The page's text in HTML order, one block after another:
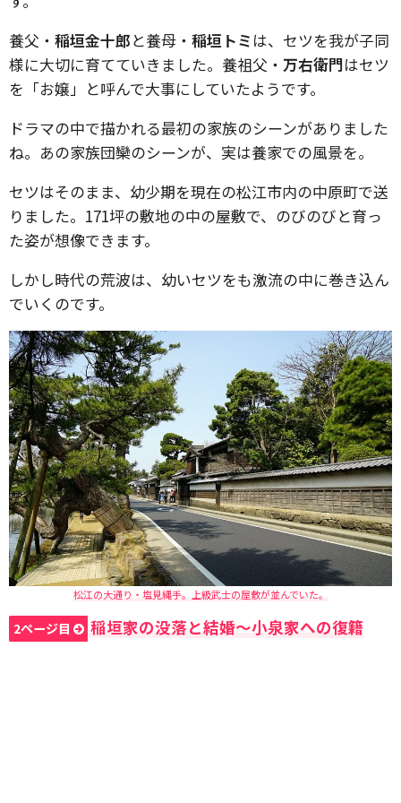
養父・ 稲垣金十郎と養母・ 稲垣トミ は、セツを我が子同
様に大切に育てていきました。養祖父・ 万右衛門はセツ
を「お嬢」と呼んで大事にしていたようです。
ドラマの中で描かれる最初の家族のシーンがありました
ね。あの家族団欒のシーンが、実は養家での風景を。
セツはそのまま、幼少期を現在の松江市内の中原町で送
りました。171坪の敷地の中の屋敷で、のびのびと育っ
た姿が想像できます。
しかし時代の荒波は、幼いセツをも激流の中に巻き込ん
でいくのです。
松江の大通り・塩見縄手。上級武士の屋敷が並んでいた。
2ページ目 稲垣家の没落と結婚〜小泉家への復籍